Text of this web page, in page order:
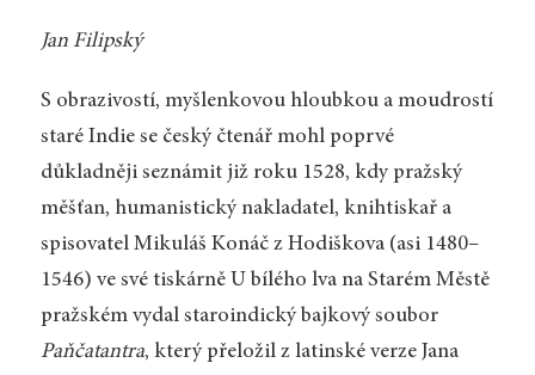
Jan Filipský
S obrazivostí, myšlenkovou hloubkou a moudrostí
staré Indie se český čtenář mohl poprvé
důkladněji seznámit již roku 1528, kdy pražský
měšťan, humanistický nakladatel, knihtiskař a
spisovatel Mikuláš Konáč z Hodiškova (asi 1480–
1546) ve své tiskárně U bílého lva na Starém Městě
pražském vydal staroindický bajkový soubor
Paňčatantra, který přeložil z latinské verze Jana